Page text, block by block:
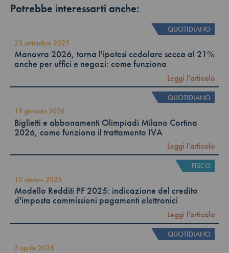
Potrebbe interessarti anche:
QUOTIDIANO
23 settembre 2025
Manovra 2026, torna l'ipotesi cedolare secca al 21%
anche per uffici e negozi: come funziona
Leggi l'articolo
QUOTIDIANO
19 gennaio 2026
Biglietti e abbonamenti Olimpiadi Milano Cortina
2026, come funziona il trattamento IVA
Leggi l'articolo
FISCO
10 ottobre 2025
Modello Redditi PF 2025: indicazione del credito
d'imposta commissioni pagamenti elettronici
Leggi l'articolo
QUOTIDIANO
3 aprile 2026